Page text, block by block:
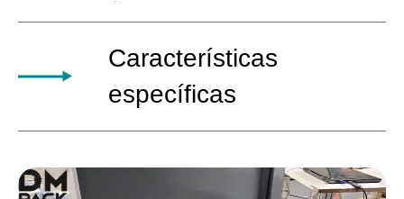
americanas está diseñada para su instalación
aguas abajo de las líneas de envasado,
envasadora, preparando multipacks
Características
específicas
por una estructura compacta y un reducido